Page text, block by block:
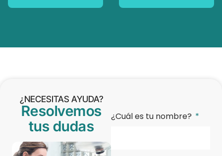
¿NECESITAS AYUDA?
Resolvemos
tus dudas
¿Cuál es tu nombre?